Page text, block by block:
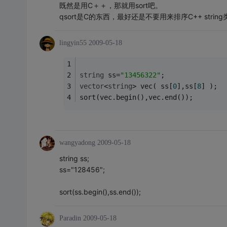
既然是用C＋＋，那就用sort吧。
qsort是C的东西，最好还是不要用来排序C++ string
lingyin55 2009-05-18
string ss="13456322" ;
vector<string> vec( ss[0],ss[8] );
sort(vec.begin(),vec.end());
wangyadong 2009-05-18
string ss;
ss="128456";
sort(ss.begin(),ss.end());
Paradin 2009-05-18